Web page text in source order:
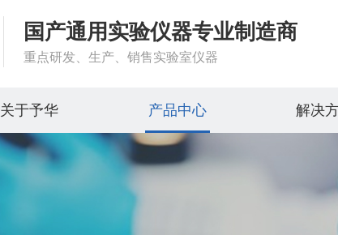
国产通用实验仪器专业制造商
重点研发、生产、销售实验室仪器
关于予华 产品中心 解决